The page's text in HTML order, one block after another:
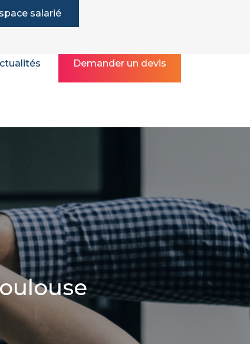
salarié
Demander un devis